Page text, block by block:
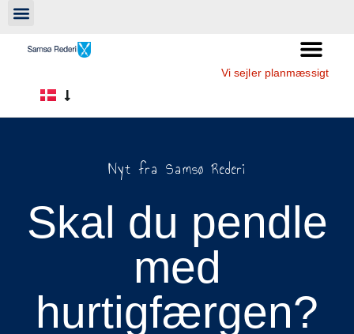
Vi sejler planmæssigt
Nyt fra Samsø Rederi
Skal du pendle
med
hurtigfærgen?